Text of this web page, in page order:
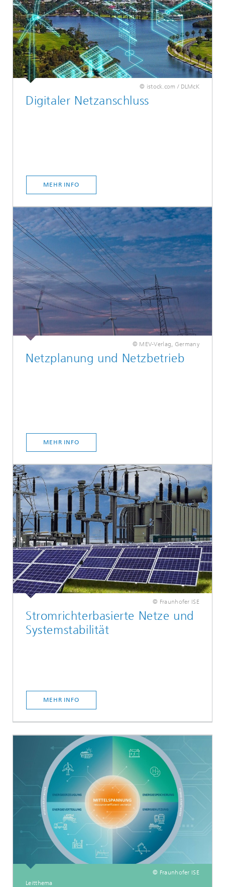
© istock.com / DLMcK
Digitaler Netzanschluss
MEHR INFO
© MEV-Verlag, Germany
Netzplanung und Netzbetrieb
MEHR INFO
© Fraunhofer ISE
Stromrichterbasierte Netze und
Systemstabilität
MEHR INFO
© Fraunhofer ISE
Leitthema